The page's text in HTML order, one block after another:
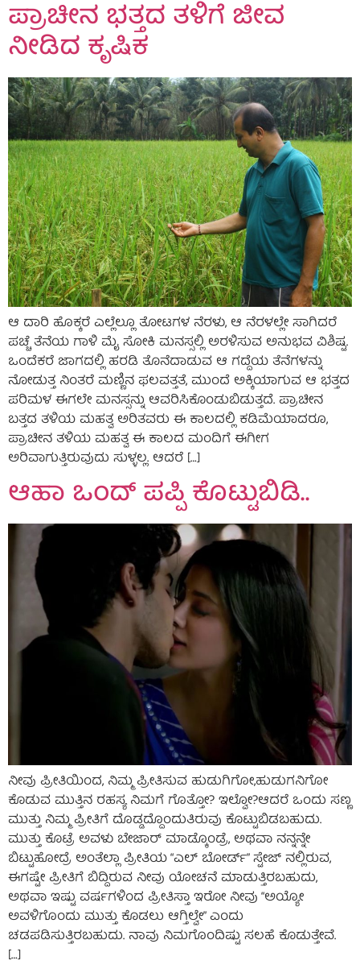
ಪ್ರಾಚೀನ ಭತ್ತದ ತಳಿಗೆ ಜೀವ
ನೀಡಿದ ಕೃಷಿಕ
ಆ ದಾರಿ ಹೊಕ್ಕರೆ ಎಲ್ಲೆಲ್ಲೂ ತೋಟಗಳ ನೆರಳು, ಆ ನೆರಳಲ್ಲೇ ಸಾಗಿದರೆ
ಪಚ್ಚೆ ತೆನೆಯ ಗಾಳಿ ಮೈ ಸೋಕಿ ಮನಸ್ಸಲ್ಲಿ ಅರಳಿಸುವ ಅನುಭವ ವಿಶಿಷ್ಟ.
ಒಂದೆಕರೆ ಜಾಗದಲ್ಲಿ ಹರಡಿ ತೊನೆದಾಡುವ ಆ ಗದ್ದೆಯ ತೆನೆಗಳನ್ನು
ನೋಡುತ್ತ ನಿಂತರೆ ಮಣ್ಣಿನ ಫಲವತ್ತತೆ, ಮುಂದೆ ಅಕ್ಕಿಯಾಗುವ ಆ ಭತ್ತದ
ಪರಿಮಳ ಈಗಲೇ ಮನಸ್ಸನ್ನು ಆವರಿಸಿಕೊಂಡುಬಿಡುತ್ತದೆ. ಪ್ರಾಚೀನ
ಬತ್ತದ ತಳಿಯ ಮಹತ್ವ ಅರಿತವರು ಈ ಕಾಲದಲ್ಲಿ ಕಡಿಮೆಯಾದರೂ,
ಪ್ರಾಚೀನ ತಳಿಯ ಮಹತ್ವ ಈ ಕಾಲದ ಮಂದಿಗೆ ಈಗೀಗ
ಅರಿವಾಗುತ್ತಿರುವುದು ಸುಳ್ಳಲ್ಲ. ಆದರೆ […]
ಆಹಾ ಒಂದ್ ಪಪ್ಪಿ ಕೊಟ್ಟುಬಿಡಿ..
ನೀವು ಪ್ರೀತಿಯಿಂದ, ನಿಮ್ಮ ಪ್ರೀತಿಸುವ ಹುಡುಗಿಗೋ,ಹುಡುಗನಿಗೋ
ಕೊಡುವ ಮುತ್ತಿನ ರಹಸ್ಯ ನಿಮಗೆ ಗೊತ್ತೋ? ಇಲ್ವೋ?ಆದರೆ ಒಂದು ಸಣ್ಣ
ಮುತ್ತು ನಿಮ್ಮ ಪ್ರೀತಿಗೆ ದೊಡ್ಡದ್ದೊಂದುತಿರುವು ಕೊಟ್ಟುಬಿಡಬಹುದು.
ಮುತ್ತು ಕೊಟ್ರೆ ಅವಳು ಬೇಜಾರ್ ಮಾಡ್ಕೊಂಡ್ರೆ, ಅಥವಾ ನನ್ನನ್ನೇ
ಬಿಟ್ಟುಹೋದ್ರೆ ಅಂತೆಲ್ಲಾ ಪ್ರೀತಿಯ “ಎಲ್ ಬೋರ್ಡ್” ಸ್ಟೇಜ್ ನಲ್ಲಿರುವ,
ಈಗಷ್ಟೇ ಪ್ರೀತಿಗೆ ಬಿದ್ದಿರುವ ನೀವು ಯೋಚನೆ ಮಾಡುತ್ತಿರಬಹುದು,
ಅಥವಾ ಇಷ್ಟು ವರ್ಷಗಳಿಂದ ಪ್ರೀತಿಸ್ತಾ ಇರೋ ನೀವು “ಅಯ್ಯೋ
ಅವಳಿಗೊಂದು ಮುತ್ತು ಕೊಡಲು ಆಗ್ತಿಲ್ವೇ” ಎಂದು
ಚಡಪಡಿಸುತ್ತಿರಬಹುದು. ನಾವು ನಿಮಗೊಂದಿಷ್ಟು ಸಲಹೆ ಕೊಡುತ್ತೇವೆ.
[…]